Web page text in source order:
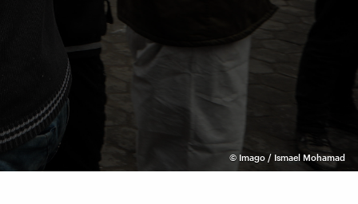
© Imago / Ismael Mohamad